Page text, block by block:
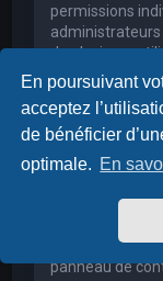
En poursuivant
acceptez
de bénéficier
optimale. En
permissions
de plusieurs
accorder des
donner accès à
Haut
Où sont les
en rejoindre un
Vous pouvez
cliquant sur le
panneau de